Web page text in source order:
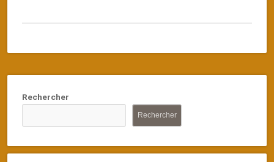
Rechercher
Rechercher